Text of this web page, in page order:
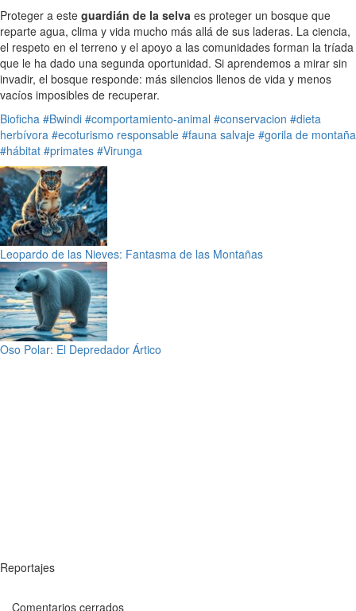
Proteger a este guardián de la selva es proteger un bosque que
reparte agua, clima y vida mucho más allá de sus laderas. La ciencia,
el respeto en el terreno y el apoyo a las comunidades forman la tríada
que le ha dado una segunda oportunidad. Si aprendemos a mirar sin
invadir, el bosque responde: más silencios llenos de vida y menos
vacíos imposibles de recuperar.
Bioficha #Bwindi #comportamiento-animal #conservacion #dieta
herbívora #ecoturismo responsable #fauna salvaje #gorila de montaña
#hábitat #primates #Virunga
Leopardo de las Nieves: Fantasma de las Montañas
Oso Polar: El Depredador Ártico
Reportajes
Comentarios cerrados